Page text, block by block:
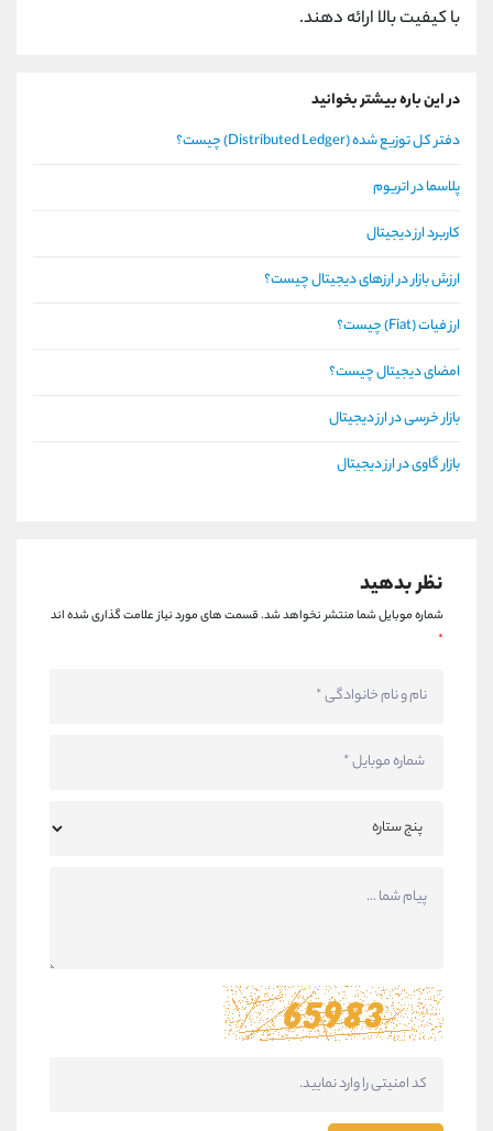
با کیفیت بالا ارائه دهند.
در این باره بیشتر بخوانید
دفتر کل توزیع شده (Distributed Ledger) چیست؟
پلاسما در اتریوم
کاربرد ارز دیجیتال
ارزش بازار در ارزهای دیجیتال چیست؟
ارز فیات (Fiat) چیست؟
امضای دیجیتال چیست؟
بازار خرسی در ارز دیجیتال
بازار گاوی در ارز دیجیتال
نظر بدهید
شماره موبایل شما منتشر نخواهد شد.قسمت های مورد نیاز علامت گذاری شده اند
*